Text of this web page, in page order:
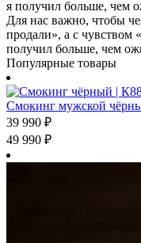
Для нас важно, чтобы
продали», а с чувством
получил больше, чем
Популярные товары
Смокинг мужской
39 990 ₽
49 990 ₽